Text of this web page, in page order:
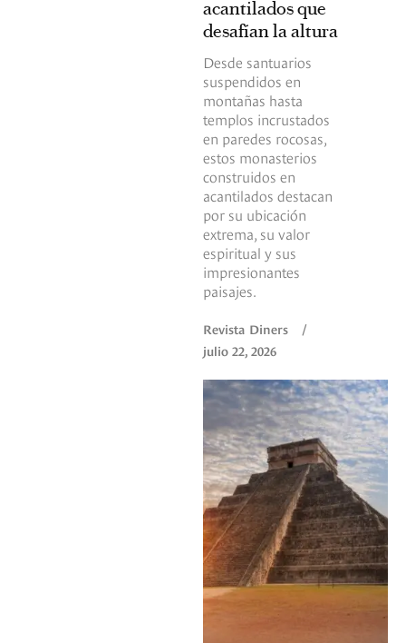
acantilados que
desafían la altura
Desde santuarios
suspendidos en
montañas hasta
templos incrustados
en paredes rocosas,
estos monasterios
construidos en
acantilados destacan
por su ubicación
extrema, su valor
espiritual y sus
impresionantes
paisajes.
Revista Diners
/
julio 22, 2026